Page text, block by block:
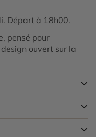
Départ à 18h00.
pensé pour
ouvert sur la
de la Slovénie.
dresse sur une